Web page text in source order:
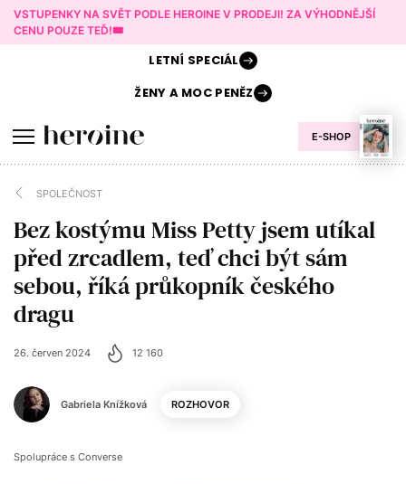
VSTUPENKY NA SVĚT PODLE HEROINE V PRODEJI! ZA VÝHODNĚJŠÍ
CENU POUZE TEĎ!🎟️
E-SHOP
LETNÍ SPECIÁL
ŽENY AMOC PENĚZ
SPOLEČNOST
Bez kostýmu Miss Petty jsem utíkal
před zrcadlem, teď chci být sám
sebou, říká průkopník českého
dragu
Gabriela Knížková
26. červen 2024 12 160
ROZHOVOR
Spolupráce s Converse